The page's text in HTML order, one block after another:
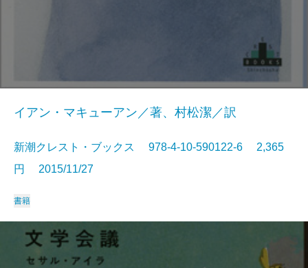
イアン・マキューアン／著、村松潔／訳
新潮クレスト・ブックス 978-4-10-590122-6 2,365
円 2015/11/27
書籍